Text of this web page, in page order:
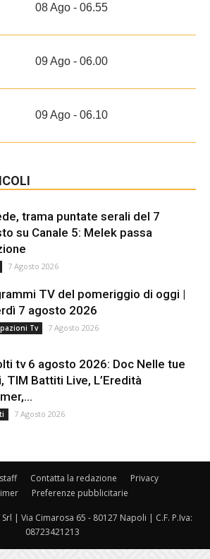
08 Ago - 06.55
09 Ago - 06.00
09 Ago - 06.10
trama puntate serali del 7
su Canale 5: Melek passa
7 Agosto 2026
TV del pomeriggio di oggi |
7 agosto 2026
Tv 7 Agosto 2026
tv 6 agosto 2026: Doc Nelle tue
TIM Battiti Live, L’Eredità
7 Agosto 2026
Contatta la redazione
Privacy
Preferenze pubblicitarie
| Via Cimarosa 65 - 80127 Napoli | C.F. P.Iva:
08723421213